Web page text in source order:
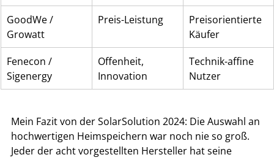
GoodWe /
Growatt
Preis-Leistung
Preisorientierte
Käufer
Fenecon /
Sigenergy
Offenheit,
Innovation
Technik-affine
Nutzer
Mein Fazit von der SolarSolution 2024: Die Auswahl an
hochwertigen Heimspeichern war noch nie so groß.
Jeder der acht vorgestellten Hersteller hat seine